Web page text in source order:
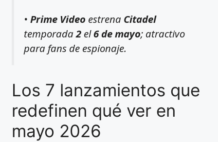
• Prime Video estrena Citadel
temporada2 el6 de mayo; atractivo
para fans de espionaje.
Los 7 lanzamientos que
redefinen qué ver en
mayo 2026